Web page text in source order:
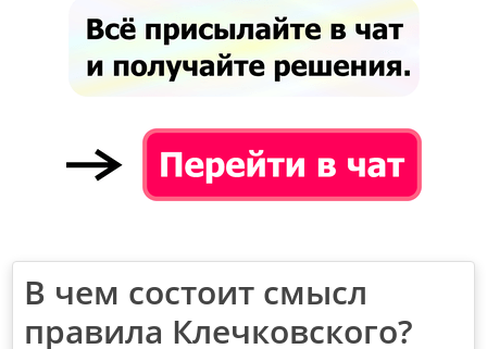
В чем состоит смысл
правила Клечковского?